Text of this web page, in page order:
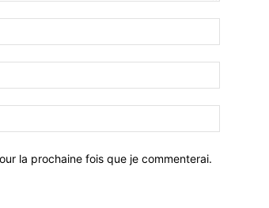
la prochaine fois que je commenterai.